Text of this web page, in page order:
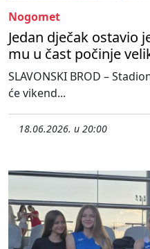
Nogomet
Jedan dječak ostavio
mu u čast počinje
SLAVONSKI BROD –
će vikend...
18.06.2026. u 20:00